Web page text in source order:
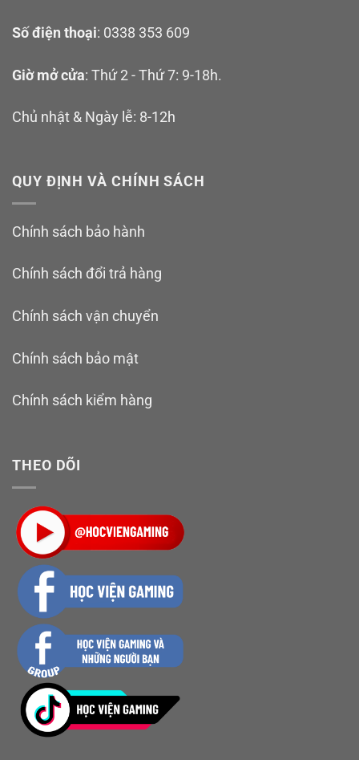
Số điện thoại: 0338 353 609
Giờ mở cửa: Thứ 2 - Thứ 7: 9-18h.
Chủ nhật & Ngày lễ: 8-12h
QUY ĐỊNH VÀ CHÍNH SÁCH
Chính sách bảo hành
Chính sách đổi trả hàng
Chính sách vận chuyển
Chính sách bảo mật
Chính sách kiểm hàng
THEO DÕI